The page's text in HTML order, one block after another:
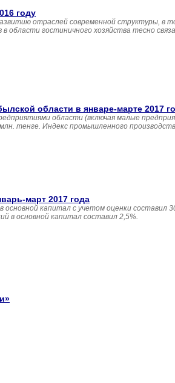
году
отраслей современной структуры, в
области гостиничного хозяйства тесно
области в январе-марте 2017
области (включая малые
тенге. Индекс промышленного
март 2017 года
капитал с учетом оценки составил
в основной капитал составил 2,5%.